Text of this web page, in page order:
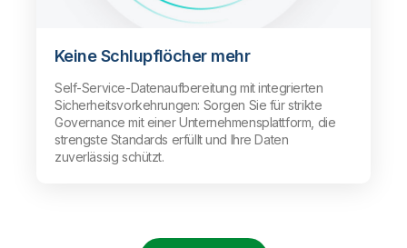
Keine Schlupflöcher mehr
Self-Service-Datenaufbereitung mit integrierten
Sicherheitsvorkehrungen: Sorgen Sie für strikte
Governance mit einer Unternehmensplattform, die
strengste Standards erfüllt und Ihre Daten
zuverlässig schützt.